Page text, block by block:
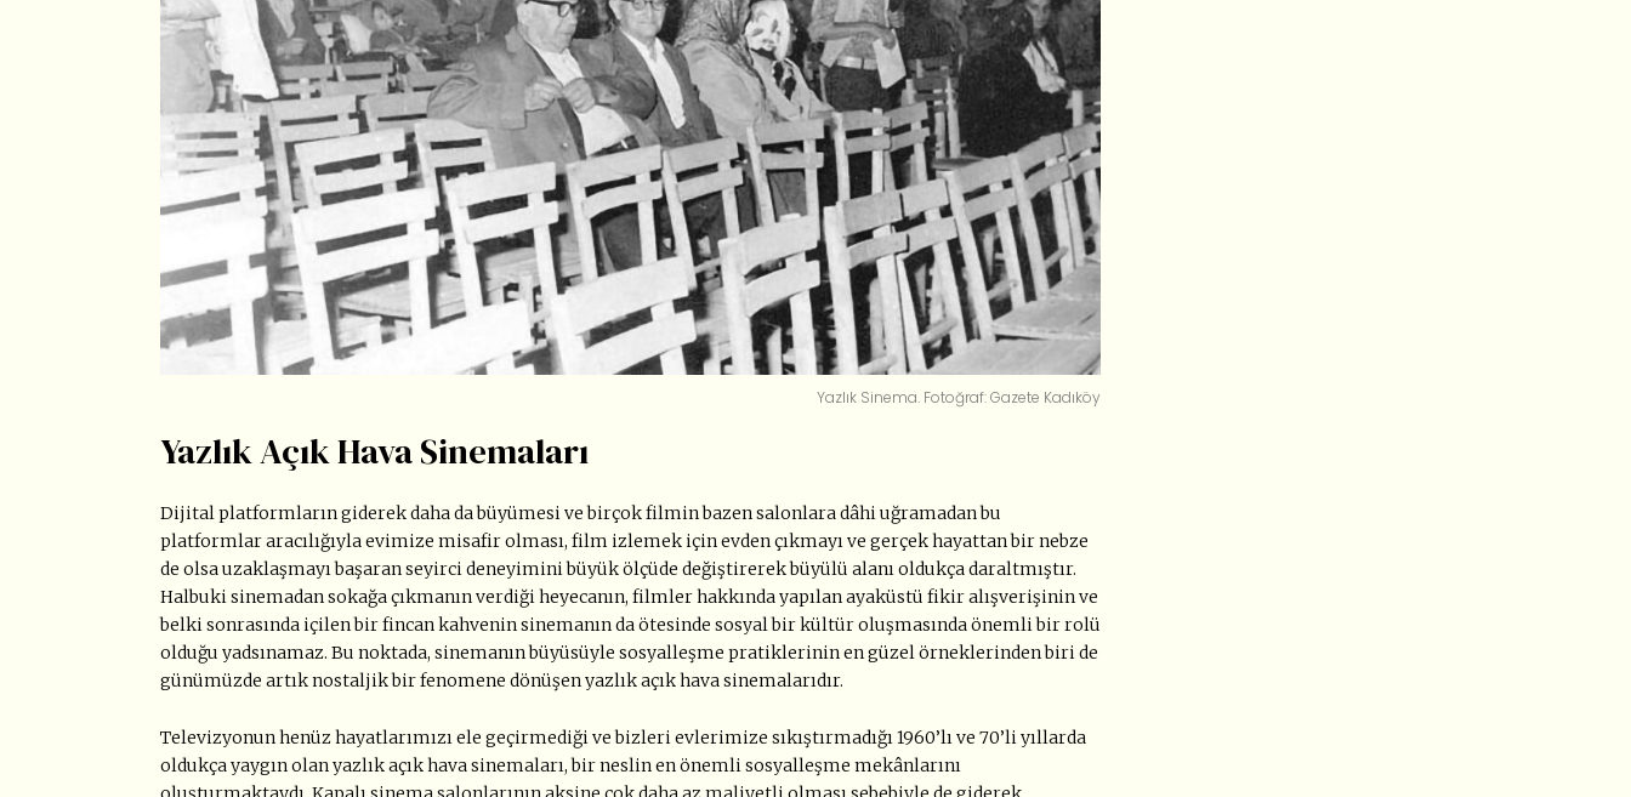
Yazlık Sinema. Fotoğraf: Gazete Kadıköy
Yazlık Açık Hava Sinemaları
Dijital platformların giderek daha da büyümesi ve birçok filmin bazen salonlara dâhi uğramadan bu
platformlar aracılığıyla evimize misafir olması, film izlemek için evden çıkmayı ve gerçek hayattan bir nebze
de olsa uzaklaşmayı başaran seyirci deneyimini büyük ölçüde değiştirerek büyülü alanı oldukça daraltmıştır.
Halbuki sinemadan sokağa çıkmanın verdiği heyecanın, filmler hakkında yapılan ayaküstü fikir alışverişinin ve
belki sonrasında içilen bir fincan kahvenin sinemanın da ötesinde sosyal bir kültür oluşmasında önemli bir rolü
olduğu yadsınamaz. Bu noktada, sinemanın büyüsüyle sosyalleşme pratiklerinin en güzel örneklerinden biri de
günümüzde artık nostaljik bir fenomene dönüşen yazlık açık hava sinemalarıdır.
Televizyonun henüz hayatlarımızı ele geçirmediği ve bizleri evlerimize sıkıştırmadığı 1960’lı ve 70’li yıllarda
oldukça yaygın olan yazlık açık hava sinemaları, bir neslin en önemli sosyalleşme mekânlarını